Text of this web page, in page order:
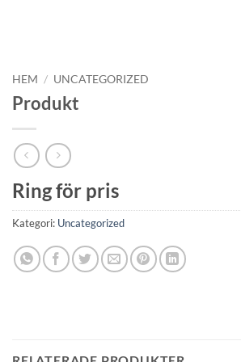
HEM / UNCATEGORIZED
Produkt
Ring för pris
Kategori: Uncategorized